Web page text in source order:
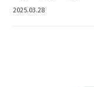
2025.03.28